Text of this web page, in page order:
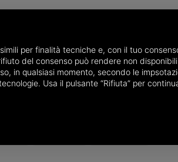
Properties for sale in Caccamo
per finalità tecniche e, con il tuo
del consenso può rendere non
in qualsiasi momento, secondo le
Usa il pulsante “Rifiuta” per